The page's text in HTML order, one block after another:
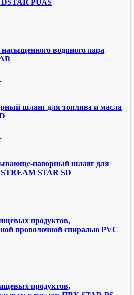
PUAS
водяного пара
шланг для топлива и масла
напорный шланг для
STAR SD
продуктов,
проволочной спиралью PVC
продуктов,